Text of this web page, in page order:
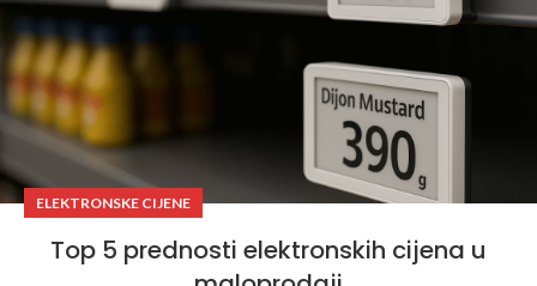
ELEKTRONSKE CIJENE
Top 5 prednosti elektronskih cijena u